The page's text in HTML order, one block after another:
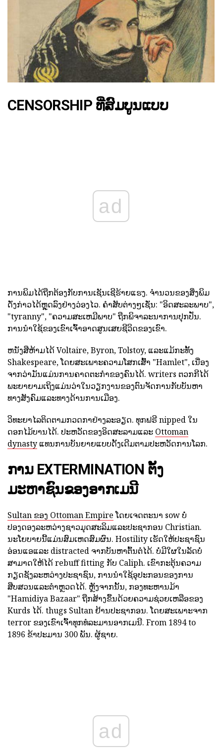
CENSORSHIP ທີ່ສົມບູນແບບ
ad
ການພິມໄດ້ຖືກຕ້ອງກັບການເຊັນເຊີຮ້າຍແຮງ. ຈໍານວນຂອງສິ່ງພິມ
ດັ່ງກ່າວໄດ້ຫຼຸດລົງຢ່າງວ່ອງໄວ. ຄໍາສັບຕ່າງໆເຊັ່ນ: "ອິດສະລະພາບ",
"tyranny", "ຄວາມສະເຫມີພາບ" ຖືກພິຈາລະນາການປຸກປັ່ນ.
ການນໍາໃຊ້ຂອງເຂົາເຈົ້າອາດສູນເສຍຊີວິດຂອງເຂົາ.
ຫນັງສືຫ້າມໄດ້ Voltaire, Byron, Tolstoy, ແລະແມ້ກະທັ້ງ
Shakespeare, ໂດຍສະເພາະຄວາມໂສກເສົ້າ "Hamlet", ເນື່ອງ
ຈາກວ່າມັນແມ່ນການຄາດຕະກໍາຂອງຄົນໄດ້. writers ຕວກກີໄດ້
ພະຍາຍາມເຖິງແມ່ນວ່າໃນວຽກງານຂອງຕົນຈັດການກັບບັນຫາ
ທາງສັງຄົມແລະທາງດ້ານການເມືອງ.
ວິທະຍາໄລຕິດຕາມກວດກາຢ່າງລະອຽດ. ທຸກຟຣີ nipped ໃນ
ດອກໄມ້ບານໄດ້. ປະຫວັດຂອງອິດສະລາມແລະ Ottoman
dynasty ແທນການບັນຍາຍແບບດັ້ງເດີມຕາມປະຫວັດການໂລກ.
ການ EXTERMINATION ຕັ້ງ
ມະຫາຊົນຂອງອາກເມນີ
Sultan ຂອງ Ottoman Empireໂດຍເຈດຕະນາ sow ບໍ່
ປອງດອງລະຫວ່າງຊາວມຸດສະລິມແລະປະຊາກອນ Christian.
ນະໂຍບາຍນີ້ແມ່ນສົມເຫດສົມຜົນ. Hostility ເຮັດໃຫ້ປະຊາຊົນ
ອ່ອນແອແລະ distracted ຈາກບັນຫາຕົ້ນຕໍໄດ້. ບໍ່ມີໃຜໃນລັດບໍ່
ສາມາດໃຫ້ໄດ້ rebuff fitting ກັບ Caliph. ເຂົາກະຕຸ້ນຄວາມ
ກຽດຊັງລະຫວ່າງປະຊາຊົນ, ການນໍາໃຊ້ອຸປະກອນຂອງການ
ສືບສວນແລະຕໍາຫຼວດໄດ້. ຫຼັງຈາກນັ້ນ, ກອງທະຫານມ້າ
"Hamidiya Bazaar" ຖືກສ້າງຂຶ້ນດ້ວຍຄວາມຊ່ວຍເຫລືອຂອງ
Kurds ໄດ້. thugs Sultan ຢ້ານປະຊາກອນ. ໂດຍສະເພາະຈາກ
terror ຂອງເຂົາເຈົ້າທຸກທໍລະມານອາກເມນີ. From 1894 to
1896 ຂ້າປະມານ 300 ພັນ. ຜູ້ຊາຍ.
ad